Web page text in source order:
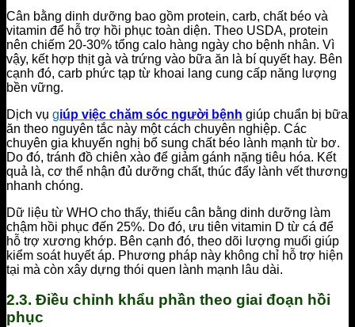
Cân bằng dinh dưỡng bao gồm protein, carb, chất béo và
vitamin để hỗ trợ hồi phục toàn diện. Theo USDA, protein
nên chiếm 20-30% tổng calo hàng ngày cho bệnh nhân. Vì
vậy, kết hợp thịt gà và trứng vào bữa ăn là bí quyết hay. Bên
cạnh đó, carb phức tạp từ khoai lang cung cấp năng lượng
bền vững.
Dịch vụ giúp việc chăm sóc người bệnh giúp chuẩn bị bữa
ăn theo nguyên tắc này một cách chuyên nghiệp. Các
chuyên gia khuyến nghị bổ sung chất béo lành mạnh từ bơ.
Do đó, tránh đồ chiên xào để giảm gánh nặng tiêu hóa. Kết
quả là, cơ thể nhận đủ dưỡng chất, thúc đẩy lành vết thương
nhanh chóng.
Dữ liệu từ WHO cho thấy, thiếu cân bằng dinh dưỡng làm
chậm hồi phục đến 25%. Do đó, ưu tiên vitamin D từ cá để
hỗ trợ xương khớp. Bên cạnh đó, theo dõi lượng muối giúp
kiểm soát huyết áp. Phương pháp này không chỉ hỗ trợ hiện
tại mà còn xây dựng thói quen lành mạnh lâu dài.
2.3. Điều chỉnh khẩu phần theo giai đoạn hồi
phục